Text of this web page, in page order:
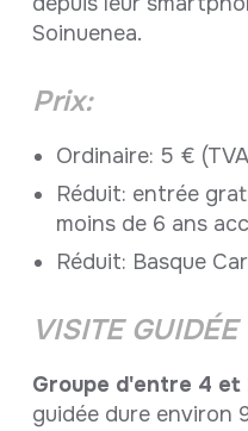
Soinuenea.
Prix:
Ordinaire: 5 €
Réduit: entrée
moins de 6 ans
Réduit: Basque
VISITE GUIDÉE
Groupe d'entre 4 et
guidée dure environ